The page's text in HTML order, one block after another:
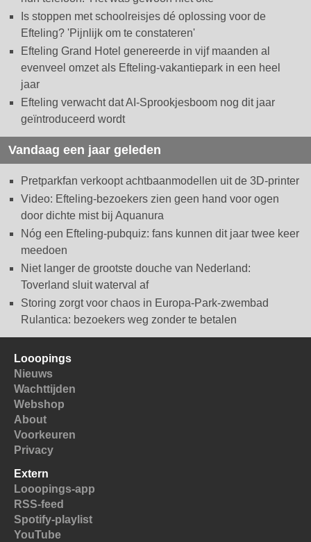
Is stoppen met schoolreisjes dé oplossing voor de
Efteling? 'Pijnlijk om te constateren'
Efteling Grand Hotel genereerde in vijf maanden al
evenveel omzet als Efteling-vakantiepark in een heel
jaar
Efteling verwacht dat AI-Sprookjesboom nog dit jaar
geïntroduceerd wordt
Vandaag een jaar geleden
Pretparkfan verkoopt achtbaanmodellen uit de 3D-printer
Video: Efteling-bezoekers zien geen hand voor ogen
door dichte mist bij Aquanura
Nóg een Efteling-pubquiz: fans kunnen dit jaar twee keer
meedoen
Niet langer de grootste douche van Nederland:
Toverland sluit waterval af
Storing zorgt voor chaos in Europa-Park-zwembad
Rulantica: bezoekers weg zonder te betalen
Looopings
Nieuws
Wachttijden
Webshop
About
Voorkeuren
Privacy
Extern
Looopings-app
RSS-feed
Spotify-playlist
YouTube